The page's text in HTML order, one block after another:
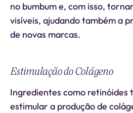
no bumbum e, com isso,
visíveis, ajudando também a
de novas marcas.
Estimulação do Colágeno
Ingredientes como retinóides
estimular a produção de